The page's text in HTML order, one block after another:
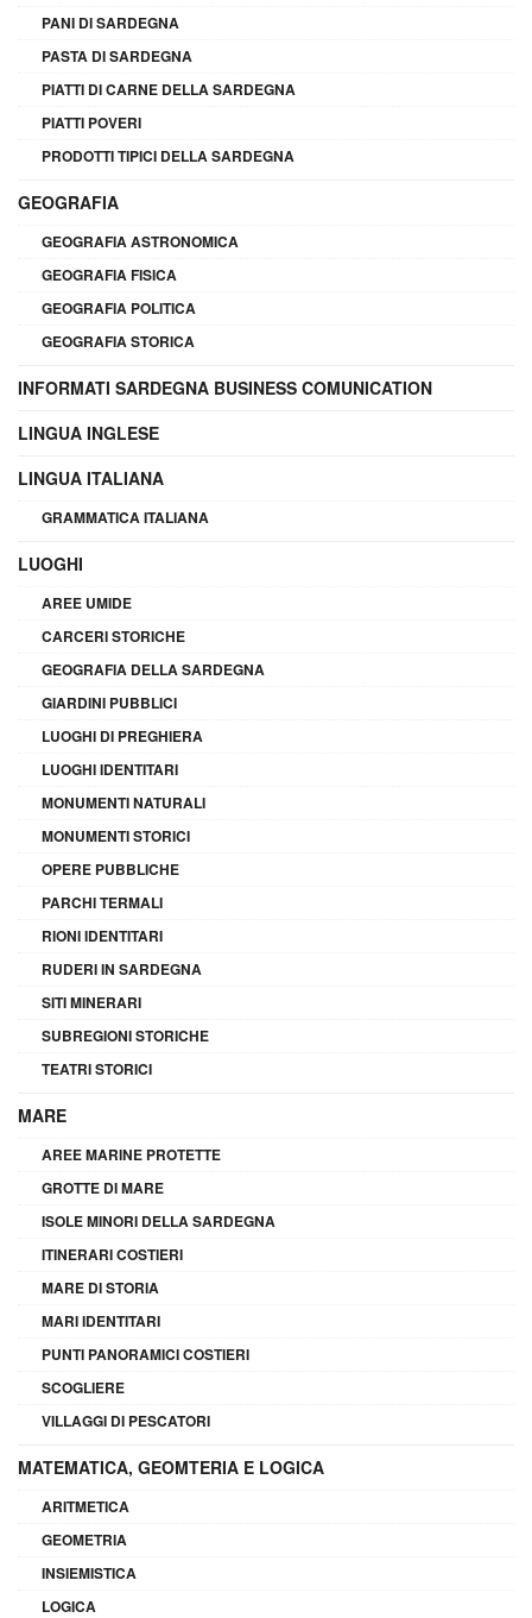
PANI DI SARDEGNA
PASTA DI SARDEGNA
PIATTI DI CARNE DELLA SARDEGNA
PIATTI POVERI
PRODOTTI TIPICI DELLA SARDEGNA
GEOGRAFIA
GEOGRAFIA ASTRONOMICA
GEOGRAFIA FISICA
GEOGRAFIA POLITICA
GEOGRAFIA STORICA
INFORMATI SARDEGNA BUSINESS COMUNICATION
LINGUA INGLESE
LINGUA ITALIANA
GRAMMATICA ITALIANA
LUOGHI
AREE UMIDE
CARCERI STORICHE
GEOGRAFIA DELLA SARDEGNA
GIARDINI PUBBLICI
LUOGHI DI PREGHIERA
LUOGHI IDENTITARI
MONUMENTI NATURALI
MONUMENTI STORICI
OPERE PUBBLICHE
PARCHI TERMALI
RIONI IDENTITARI
RUDERI IN SARDEGNA
SITI MINERARI
SUBREGIONI STORICHE
TEATRI STORICI
MARE
AREE MARINE PROTETTE
GROTTE DI MARE
ISOLE MINORI DELLA SARDEGNA
ITINERARI COSTIERI
MARE DI STORIA
MARI IDENTITARI
PUNTI PANORAMICI COSTIERI
SCOGLIERE
VILLAGGI DI PESCATORI
MATEMATICA, GEOMTERIA E LOGICA
ARITMETICA
GEOMETRIA
INSIEMISTICA
LOGICA